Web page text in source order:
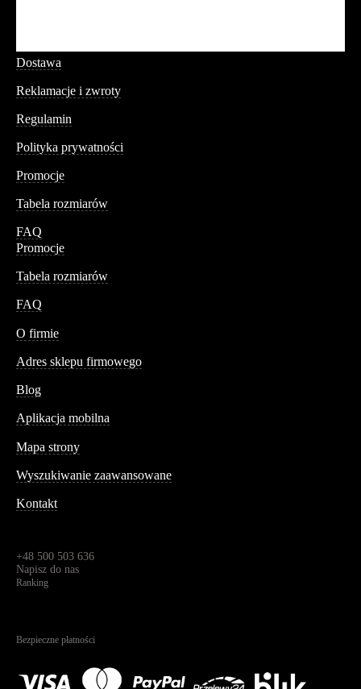
Dostawa
Reklamacje i zwroty
Regulamin
Polityka prywatności
Promocje
Tabela rozmiarów
FAQ
Promocje
Tabela rozmiarów
FAQ
O firmie
Adres sklepu firmowego
Blog
Aplikacja mobilna
Mapa strony
Wyszukiwanie zaawansowane
Kontakt
+48 500 503 636
Napisz do nas
Ranking
Bezpieczne płatności